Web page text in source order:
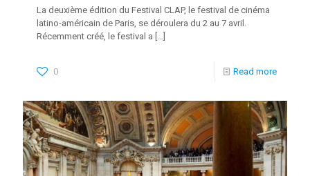
La deuxième édition du Festival CLAP, le festival de cinéma
latino-américain de Paris, se déroulera du 2 au 7 avril.
Récemment créé, le festival a […]
0 Read more